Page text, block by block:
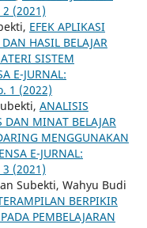
2 (2021)
EFEK APLIKASI
HASIL BELAJAR
SISTEM
E-JURNAL:
1 (2022)
ANALISIS
DAN MINAT BELAJAR
MENGGUNAKAN
E-JURNAL:
3 (2021)
Subekti, Wahyu Budi
BERPIKIR
PEMBELAJARAN